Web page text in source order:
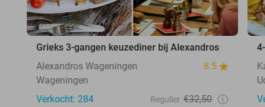
Grieks 3-gangen keuzediner bij Alexandros
Alexandros Wageningen
8.5
Wageningen
Verkocht: 284
Regulier €32,50